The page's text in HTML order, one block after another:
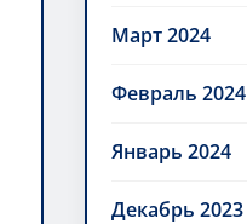
Март 2024
Февраль 2024
Январь 2024
Декабрь 2023